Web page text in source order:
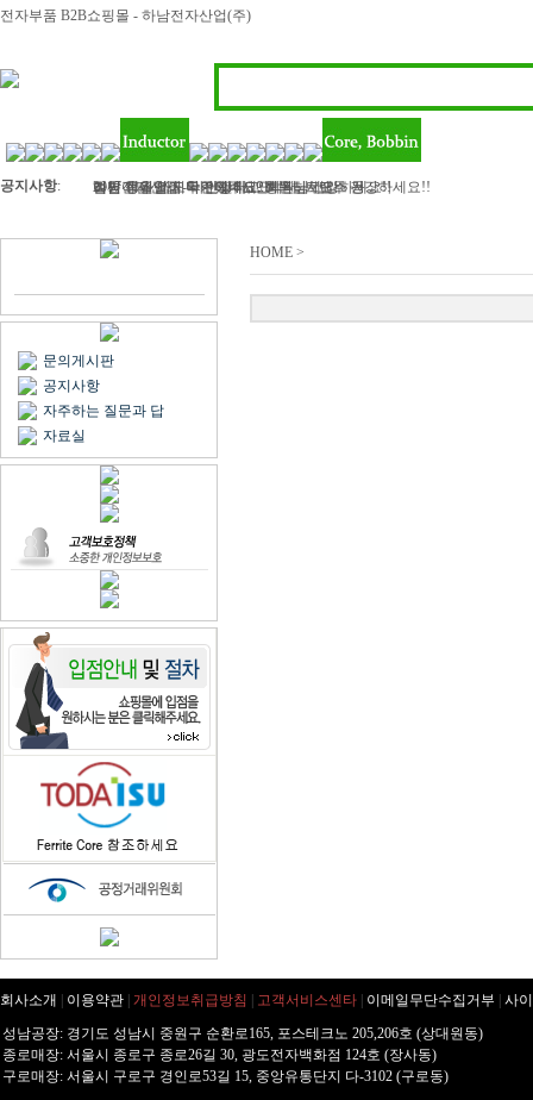
전자부품 B2B쇼핑몰 - 하남전자산업(주)
공지사항: 하남전자산업 - 라인필터, 인덕터, 트랜스 등..
2017 정유년 모두 건강하고 행복하세요
여름 휴가철이 다가왔네요? 회원님! 모두 건강하세요!!
벌써 11월 마지막주이네요..회원님 건강하세요!!
김민아님 입금 확인해주세요
문의게시판
공지사항
자주하는 질문과 답
자료실
HOME >
회사소개 이용약관 개인정보취급방침 고객서비스센타 이메일무단수집거부
사
성남공장: 경기도 성남시 중원구 순환로165, 포스테크노 205,206호 (상대원동)
종로매장: 서울시 종로구 종로26길 30, 광도전자백화점 124호 (장사동)
구로매장: 서울시 구로구 경인로53길 15, 중앙유통단지 다-3102 (구로동)